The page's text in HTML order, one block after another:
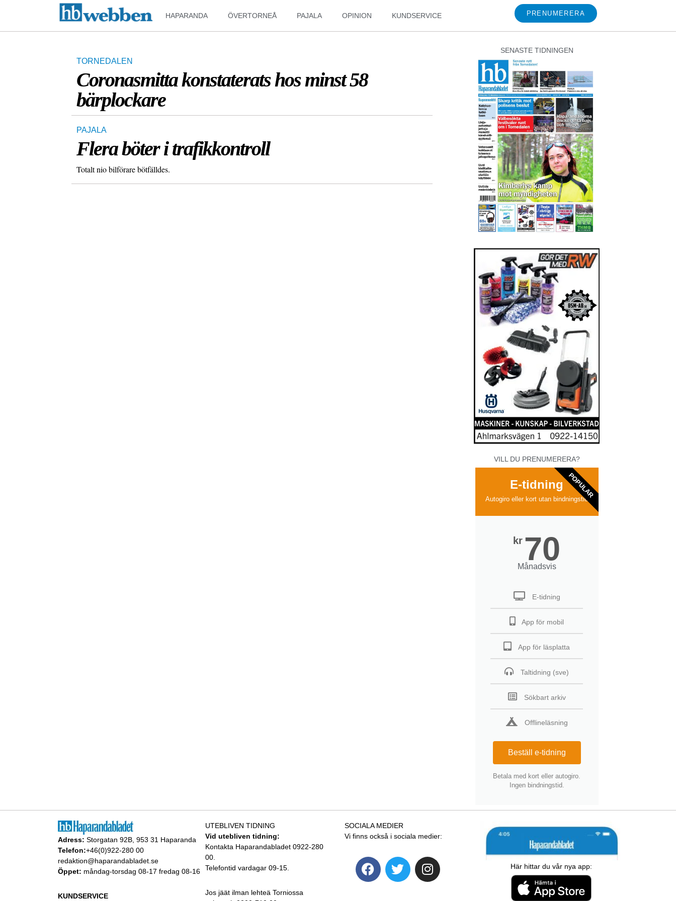
HAPARANDA ÖVERTORNEÅ PAJALA OPINION KUNDSERVICE PRENUMERERA
TORNEDALEN
Coronasmitta konstaterats hos minst 58
bärplockare
PAJALA
Flera böter i trafikkontroll
Totalt nio bilförare bötfälldes.
SENASTE TIDNINGEN
VILL DU PRENUMERERA?
E-tidning
Autogiro eller kort utan bindningstid
kr 70
Månadsvis
E-tidning
App för mobil
App för läsplatta
Taltidning (sve)
Sökbart arkiv
Offlineläsning
Beställ e-tidning
Betala med kort eller autogiro.
Ingen bindningstid.
POPULAR
Adress: Storgatan 92B, 953 31 Haparanda
Telefon:+46(0)922-280 00
redaktion@haparandabladet.se
Öppet: måndag-torsdag 08-17 fredag 08-16
KUNDSERVICE
UTEBLIVEN TIDNING
Vid utebliven tidning:
Kontakta Haparandabladet 0922-280
00.
Telefontid vardagar 09-15.
Jos jäät ilman lehteä Torniossa
SOCIALA MEDIER
Vi finns också i sociala medier:
Här hittar du vår nya app: